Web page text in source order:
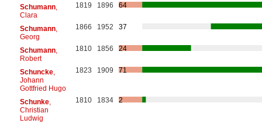
Schumann,
Clara
1819 1896 64
Schumann,
Georg
1866 1952 37
Schumann,
Robert
1810 1856 24
Schuncke,
Johann
Gottfried Hugo
1823 1909 71
Schunke,
Christian
Ludwig
1810 1834 2